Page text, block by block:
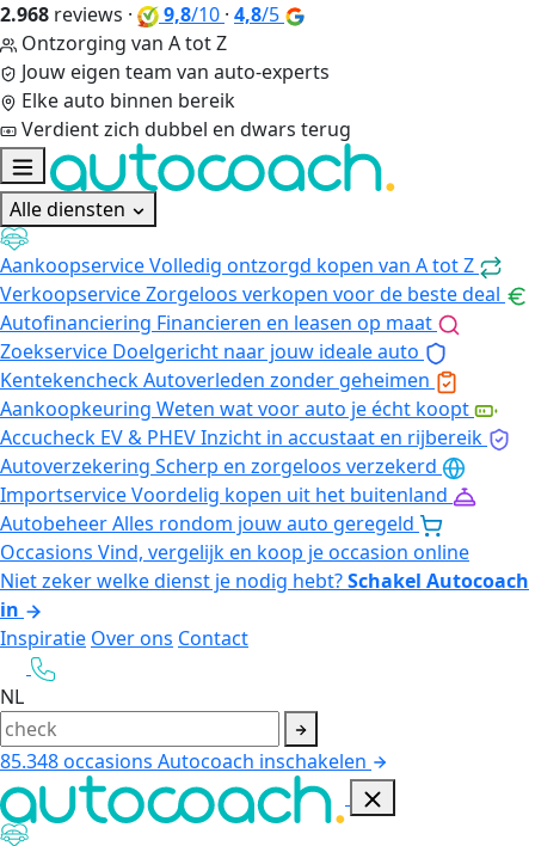
2.968 reviews · 9,8/10 · 4,8/5
Ontzorging van A tot Z
Jouw eigen team van auto-experts
Elke auto binnen bereik
Verdient zich dubbel en dwars terug
Alle diensten
AankoopserviceVolledig ontzorgd kopen van A tot Z
VerkoopserviceZorgeloos verkopen voor de beste deal
Autofinanciering Financieren en leasen op maat
Zoekservice Doelgericht naar jouw ideale auto
KentekencheckAutoverleden zonder geheimen
Aankoopkeuring Weten wat voor auto je écht koopt
Accucheck EV & PHEVInzicht in accustaat en rijbereik
Autoverzekering Scherp en zorgeloos verzekerd
ImportserviceVoordelig kopen uit het buitenland
AutobeheerAlles rondom jouw auto geregeld
Occasions Vind, vergelijk en koop je occasion online
Niet zeker welke dienst je nodig hebt?Schakel Autocoach
in
Inspiratie Over ons Contact
NL
85.348occasions Autocoach inschakelen